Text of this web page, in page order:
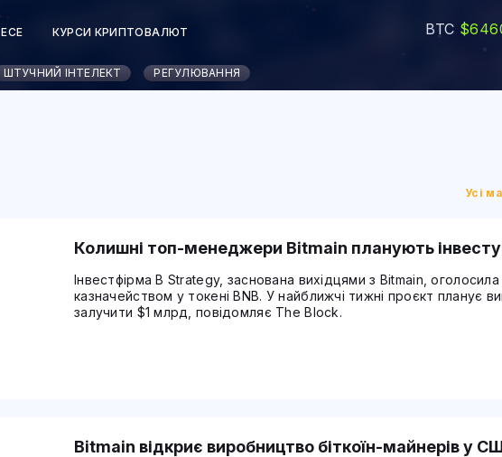
ЕСЕ КУРСИ КРИПТОВАЛЮТ BTC
ШТУЧНИЙ ІНТЕЛЕКТ РЕГУЛЮВАННЯ
Усі
Колишні топ-менеджери Bitmain планують
Інвестфірма B Strategy, заснована вихідцями з Bitmain,
казначейством у токені BNB. У найближчі тижні проєкт планує
залучити $1 млрд, повідомляє The Block.
Bitmain відкриє виробництво біткоїн-майнерів у